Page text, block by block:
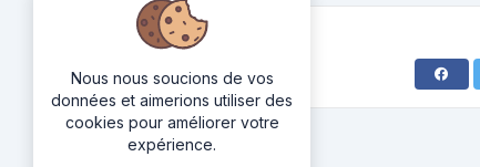
Nous nous soucions de vos
données et aimerions utiliser des
cookies pour améliorer votre
expérience.